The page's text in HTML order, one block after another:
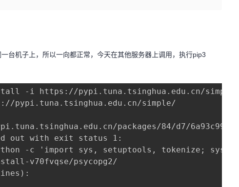
台机子上，所以一向都正常，今天在其他服务器上调用，执行pip3
-i https://pypi.tuna.tsinghua.edu.cn/simple/
pypi.tuna.tsinghua.edu.cn/simple/
packages/84/d7/
out with exit status 1:
-c 'import sys, setuptools, tokenize;
psycopg2/